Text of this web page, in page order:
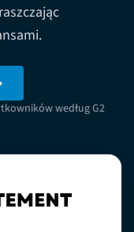
według G2